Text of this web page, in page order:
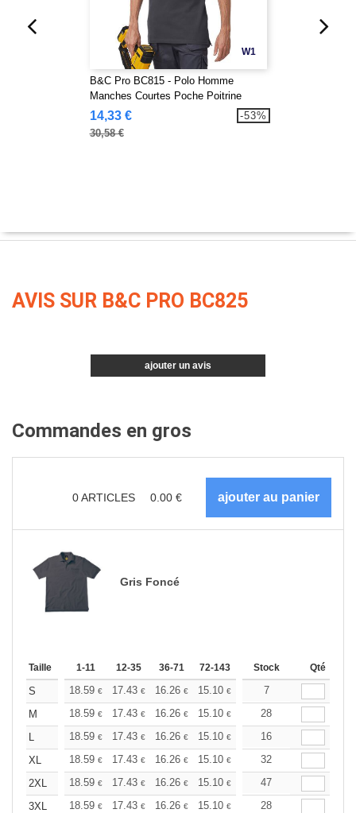
W1
B&C Pro BC815 - Polo Homme
Manches Courtes Poche Poitrine
14,33 €
30,58 €
-53%
AVIS SUR B&C PRO BC825
ajouter un avis
Commandes en gros
0ARTICLES 0.00 €
Gris Foncé
Taille 1-11 12-35 36-71 72-143 144-287 288 +
Stock Qté
S 18.59 € 17.43 € 16.26 € 15.10 € 13.94
7
M
18.59 € 17.43 € 16.26 € 15.10 € 13.94€
28
L
18.59 € 17.43 € 16.26 € 15.10 € 13.94€
16
XL
18.59 € 17.43 € 16.26 € 15.10 € 13.94€
32
2XL
18.59 € 17.43 € 16.26 € 15.10 € 13.94€
47
3XL
18.59 € 17.43 € 16.26 € 15.10 € 13.94€
28